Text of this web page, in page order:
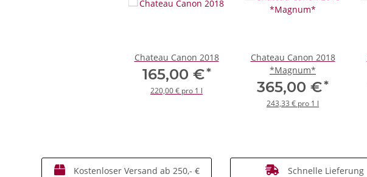
Chateau Canon 2018
165,00 €*
220,00 € pro 1 l
Chateau Canon 2018
*Magnum*
365,00 €*
243,33 € pro 1 l
Kostenloser Versand ab 250,- € Schnelle Lieferung